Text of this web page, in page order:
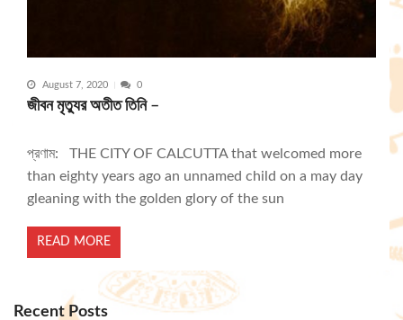
August 7, 2020 0
জীবন মৃত্যুর অতীত তিনি –
প্রণাম: THE CITY OF CALCUTTA that welcomed more
than eighty years ago an unnamed child on a may day
gleaning with the golden glory of the sun
READ MORE
Recent Posts